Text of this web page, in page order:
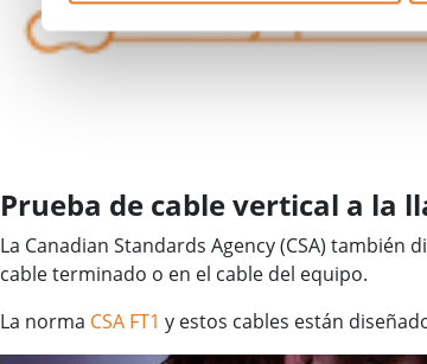
Prueba de cable vertical a la
La Canadian Standards Agency (CSA) también
cable terminado o en el cable del equipo.
La norma CSA FT1 y estos cables están